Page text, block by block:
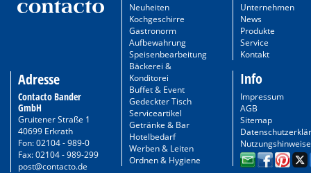
Adresse
Contacto Bander
GmbH
Gruitener Straße 1
40699 Erkrath
Fon: 02104 - 989-0
Fax: 02104 - 989-299
post@contacto.de
Neuheiten
Kochgeschirre
Gastronorm
Aufbewahrung
Speisenbearbeitung
Bäckerei &
Konditorei
Buffet & Event
Gedeckter Tisch
Serviceartikel
Getränke & Bar
Hotelbedarf
Werben & Leiten
Ordnen & Hygiene
Unternehmen
News
Produkte
Service
Kontakt
Info
Impressum
AGB
Sitemap
Nutzungshinweise